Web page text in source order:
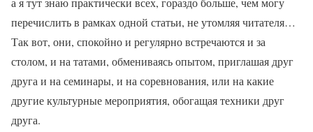
перечислить в рамках одной статьи, не утомляя читателя…
Так вот, они, спокойно и регулярно встречаются и за
столом, и на татами, обмениваясь опытом, приглашая друг
друга и на семинары, и на соревнования, или на какие
другие культурные мероприятия, обогащая техники друг
друга.